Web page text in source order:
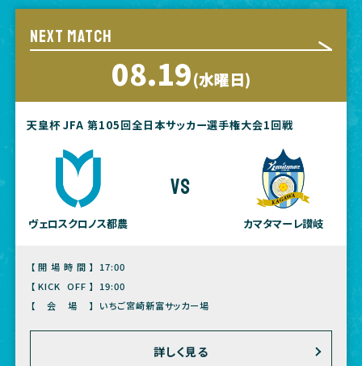
NEXT MATCH
08.19(水曜日)
天皇杯 JFA 第105回全日本サッカー選手権大会1回戦
ヴェロスクロノス都農
vs
カマタマーレ讃岐
【開場時間】
17:00
【KICK OFF】
19:00
【会場】
いちご宮崎新富サッカー場
詳しく見る